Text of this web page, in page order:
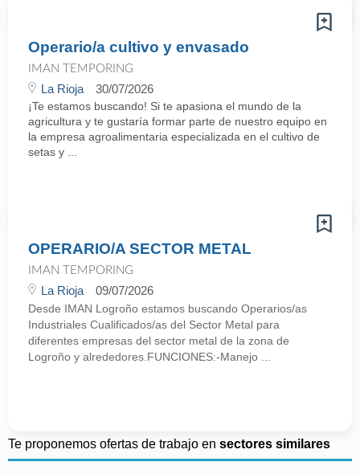
Operario/a cultivo y envasado
IMAN TEMPORING
La Rioja 30/07/2026
¡Te estamos buscando! Si te apasiona el mundo de la
agricultura y te gustaría formar parte de nuestro equipo en
la empresa agroalimentaria especializada en el cultivo de
setas y ...
OPERARIO/A SECTOR METAL
IMAN TEMPORING
La Rioja 09/07/2026
Desde IMAN Logroño estamos buscando Operarios/as
Industriales Cualificados/as del Sector Metal para
diferentes empresas del sector metal de la zona de
Logroño y alrededores.FUNCIONES:-Manejo ...
Te proponemos ofertas de trabajo en sectores similares